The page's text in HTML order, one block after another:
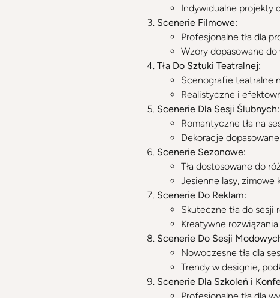
Indywidualne projekty
Scenerie Filmowe:
Profesjonalne tła dla
Wzory dopasowane
Tła Do Sztuki Teatralnej:
Scenografie teatralne
Realistyczne i
Scenerie Dla Sesji Ślubnych:
Romantyczne tła na
Dekoracje
Scenerie Sezonowe:
Tła dostosowane do
Jesienne lasy, zimowe
Scenerie Do Reklam:
Skuteczne tła do sesji
Kreatywne
Scenerie Do Sesji
Nowoczesne tła dla
Trendy w designie,
Scenerie Dla Szkoleń i